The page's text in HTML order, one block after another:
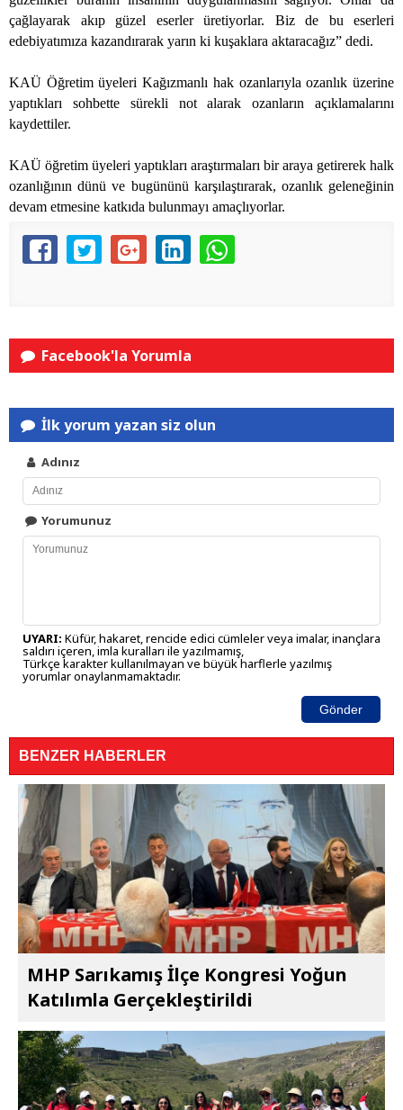
çağlayarak akıp güzel eserler üretiyorlar. Biz de bu eserleri
edebiyatımıza kazandırarak yarın ki kuşaklara aktaracağız” dedi.
KAÜ Öğretim üyeleri Kağızmanlı hak ozanlarıyla ozanlık üzerine
yaptıkları sohbette sürekli not alarak ozanların açıklamalarını
kaydettiler.
KAÜ öğretim üyeleri yaptıkları araştırmaları bir araya getirerek halk
ozanlığının dünü ve bugününü karşılaştırarak, ozanlık geleneğinin
devam etmesine katkıda bulunmayı amaçlıyorlar.
Facebook'la Yorumla
İlk yorum yazan siz olun
Adınız
Yorumunuz
UYARI: Küfür, hakaret, rencide edici cümleler veya imalar, inançlara
saldırı içeren, imla kuralları ile yazılmamış,
Türkçe karakter kullanılmayan ve büyük harflerle yazılmış
yorumlar onaylanmamaktadır.
Gönder
BENZER HABERLER
MHP Sarıkamış İlçe Kongresi Yoğun
Katılımla Gerçekleştirildi